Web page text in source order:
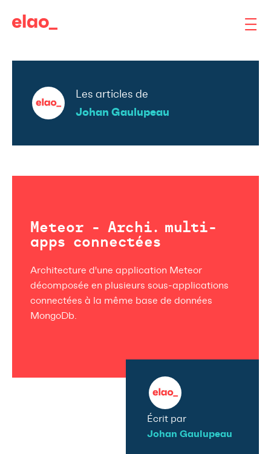
Les articles de
Johan Gaulupeau
Écrit par
Johan Gaulupeau
Meteor - Archi. multi-
apps connectées
Architecture d'une application Meteor
décomposée en plusieurs sous-applications
connectées à la même base de données
MongoDb.